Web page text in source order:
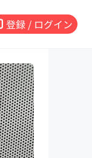
登録 / ログイン